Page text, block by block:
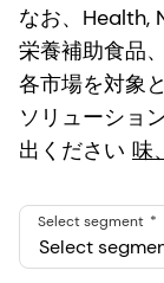
なお、Health,
栄養補助食品
各市場を対象
ソリューショ
出ください 味
Select
Select segment